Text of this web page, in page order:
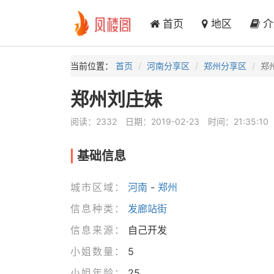
首页 地区 介
当前位置： 首页 河南分享区 郑州分享区 郑
郑州刘庄妹
阅读：2332 日期：2019-02-23 时间：21:35:10
基础信息
城市区域： 河南 - 郑州
信息种类：
发廊站街
信息来源：
自己开发
小姐数量：
5